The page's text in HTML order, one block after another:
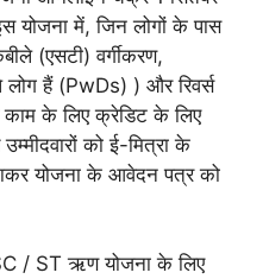
योजना में, जिन लोगों के पास
(एसटी) वर्गीकरण,
लोग हैं (PwDs) ) और रिवर्स
के लिए क्रेडिट के लिए
को ई-मित्रा के
योजना के आवेदन पत्र को
/ ST ऋण योजना के लिए